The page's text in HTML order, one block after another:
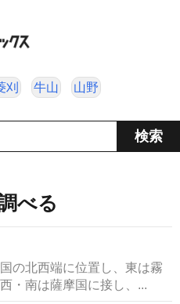
刈 牛山 山野
べる
の北西端に位置し、東は霧
・南は薩摩国に接し、...